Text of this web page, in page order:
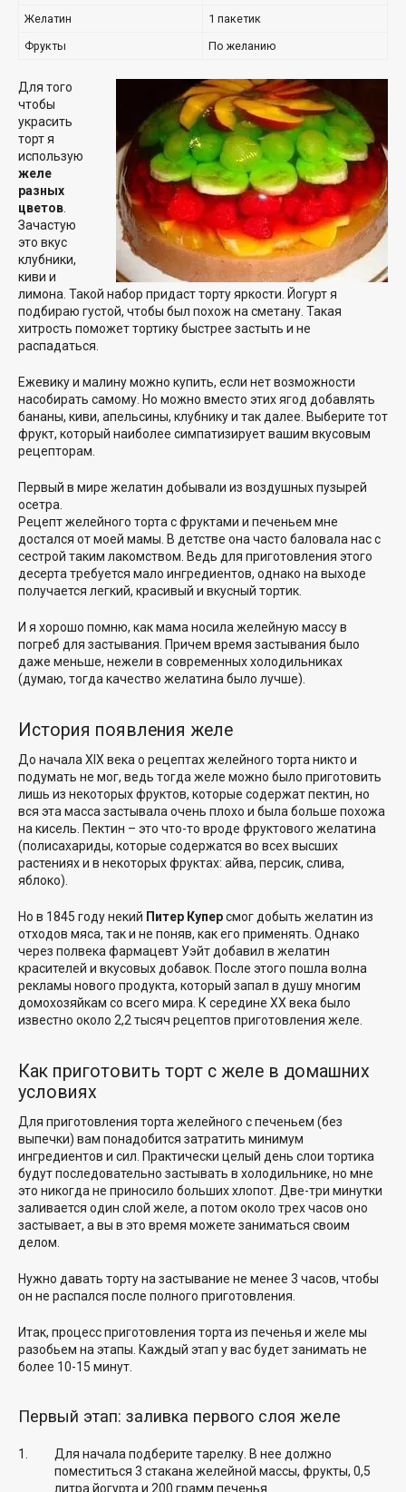
Желатин
1 пакетик
Фрукты
По желанию
Для того
чтобы
украсить
торт я
использую
желе
разных
цветов
Зачастую
это вкус
клубники,
киви и
лимона. Такой набор придаст торту яркости. Йогурт я
подбираю густой, чтобы был похож на сметану. Такая
хитрость поможет тортику быстрее застыть и не
распадаться.
Ежевику и малину можно купить, если нет возможности
насобирать самому. Но можно вместо этих ягод добавлять
бананы, киви, апельсины, клубнику и так далее. Выберите тот
фрукт, который наиболее симпатизирует вашим вкусовым
рецепторам.
Первый в мире желатин добывали из воздушных пузырей
осетра.
Рецепт желейного торта с фруктами и печеньем мне
достался от моей мамы. В детстве она часто баловала нас с
сестрой таким лакомством. Ведь для приготовления этого
десерта требуется мало ингредиентов, однако на выходе
получается легкий, красивый и вкусный тортик.
И я хорошо помню, как мама носила желейную массу в
погреб для застывания. Причем время застывания было
даже меньше, нежели в современных холодильниках
(думаю, тогда качество желатина было лучше).
История появления желе
До начала XIX века о рецептах желейного торта никто и
подумать не мог, ведь тогда желе можно было приготовить
лишь из некоторых фруктов, которые содержат пектин, но
вся эта масса застывала очень плохо и была больше похожа
на кисель. Пектин – это что-то вроде фруктового желатина
(полисахариды, которые содержатся во всех высших
растениях и в некоторых фруктах: айва, персик, слива,
яблоко).
Но в 1845 году некий Питер Куперсмог добыть желатин из
отходов мяса, так и не поняв, как его применять. Однако
через полвека фармацевт Уэйт добавил в желатин
красителей и вкусовых добавок. После этого пошла волна
рекламы нового продукта, который запал в душу многим
домохозяйкам со всего мира. К середине ХХ века было
известно около 2,2 тысяч рецептов приготовления желе.
Как приготовить торт с желе в домашних
условиях
Для приготовления торта желейного с печеньем (без
выпечки) вам понадобится затратить минимум
ингредиентов и сил. Практически целый день слои тортика
будут последовательно застывать в холодильнике, но мне
это никогда не приносило больших хлопот. Две-три минутки
заливается один слой желе, а потом около трех часов оно
застывает, а вы в это время можете заниматься своим
делом.
Нужно давать торту на застывание не менее 3 часов, чтобы
он не распался после полного приготовления.
Итак, процесс приготовления торта из печенья и желе мы
разобьем на этапы. Каждый этап у вас будет занимать не
более 10-15 минут.
Первый этап: заливка первого слоя желе
Для начала подберите тарелку. В нее должно
поместиться 3 стакана желейной массы, фрукты, 0,5
литра йогурта и 200 грамм печенья.